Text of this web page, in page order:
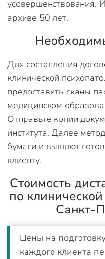
архиве 50 лет.
Для составления
клинической
предоставить сканы
медицинском
Отправьте копии
института. Далее
бумаги и вышлют
клиенту.
Стоимость
по
Санкт-
Цены на
каждого клиента